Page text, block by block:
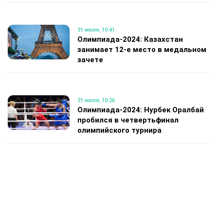
31 июля, 10:41
Олимпиада-2024: Казахстан
занимает 12-е место в медальном
зачете
31 июля, 10:26
Олимпиада-2024: Нурбек Оралбай
пробился в четвертьфинал
олимпийского турнира